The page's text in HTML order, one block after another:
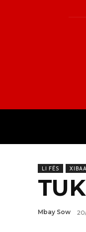
LI FËS
Mbay Sow